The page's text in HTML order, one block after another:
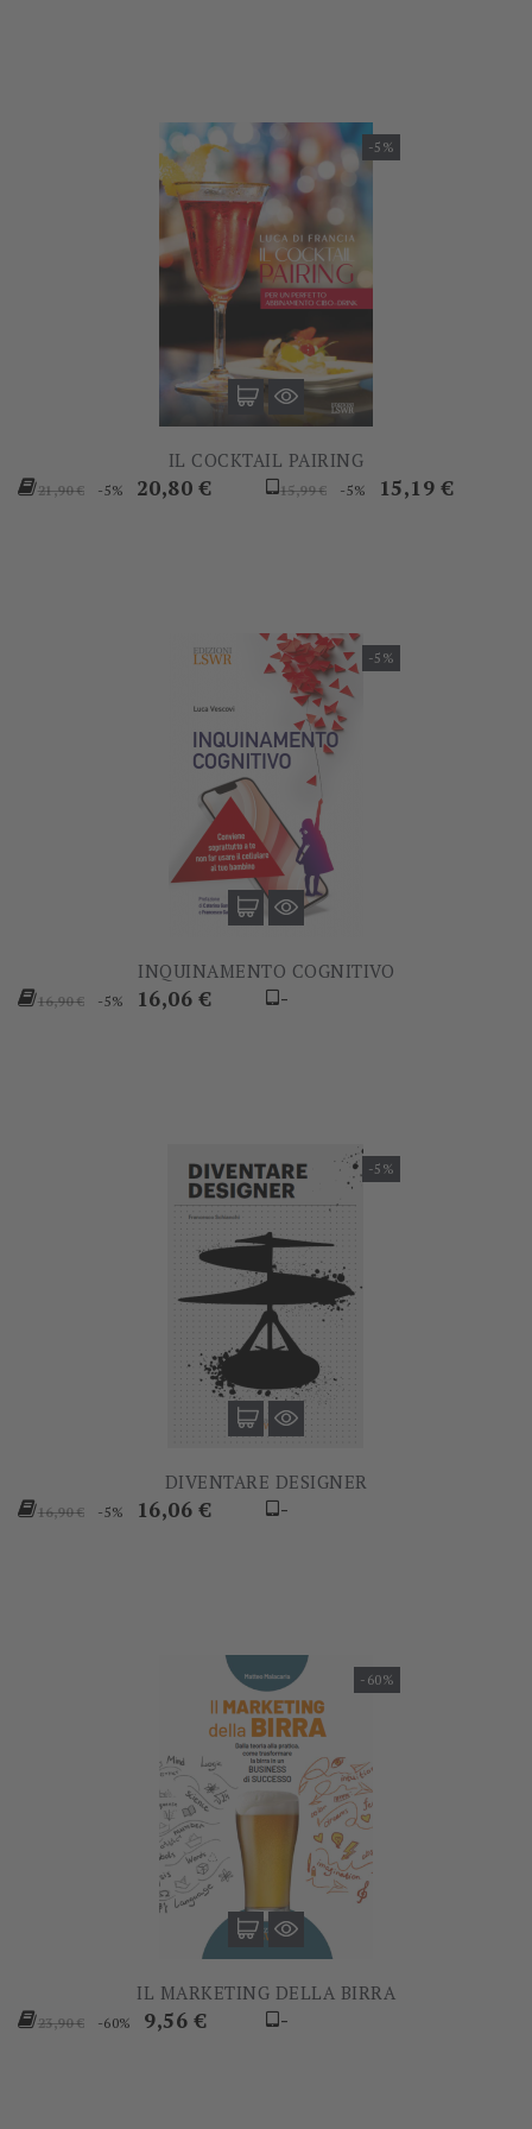
-5%
IL COCKTAIL PAIRING
Prezzo
21,90 € -5% Prezzo
20,80 €
Prezzo
15,99 € -5% Prezzo
15,19 €
-5%
INQUINAMENTO COGNITIVO
Prezzo
16,90 € -5% Prezzo
16,06 € -
-5%
DIVENTARE DESIGNER
Prezzo
16,90 € -5% Prezzo
16,06 € -
-60%
IL MARKETING DELLA BIRRA
Prezzo
23,90 € -60% Prezzo
9,56 € -